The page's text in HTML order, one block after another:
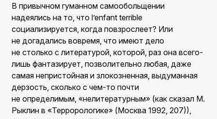
В привычном гуманном самообольщении
надеялись на то, что l’enfant terrible
социализируется, когда повзрослеет? Или
не догадались вовремя, что имеют дело
не столько с литературой, которой, раз она всего-
лишь фантазирует, позволительно любая, даже
самая непристойная и злокозненная, выдуманная
дерзость, сколько с чем-то почти
не определимым, «нелитературным» (как сказал М.
Рыклин в «Террорологике» (Москва 1992, 207)),